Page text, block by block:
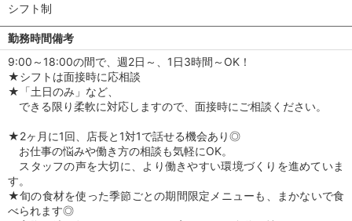
シフト制
勤務時間備考
9:00～18:00の間で、週2日～、1日3時間～OK！
★シフトは面接時に応相談
★「土日のみ」など、
できる限り柔軟に対応しますので、面接時にご相談ください。
★2ヶ月に1回、店長と1対1で話せる機会あり◎
お仕事の悩みや働き方の相談も気軽にOK。
スタッフの声を大切に、より働きやすい環境づくりを進めていま
す。
★旬の食材を使った季節ごとの期間限定メニューも、まかないで食
べられます◎